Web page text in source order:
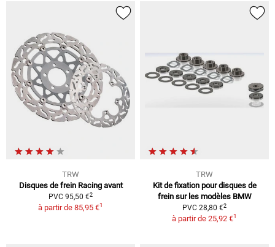
TRW
Disques de frein Racing avant
PVC 95,50 €2
à partir de 85,95 €1
TRW
Kit de fixation pour disques de
frein sur les modèles BMW
PVC 28,80 €2
à partir de 25,92 €1